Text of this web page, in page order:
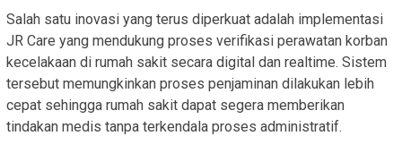
Salah satu inovasi yang terus diperkuat adalah implementasi
JR Care yang mendukung proses verifikasi perawatan korban
kecelakaan di rumah sakit secara digital dan realtime. Sistem
tersebut memungkinkan proses penjaminan dilakukan lebih
cepat sehingga rumah sakit dapat segera memberikan
tindakan medis tanpa terkendala proses administratif.